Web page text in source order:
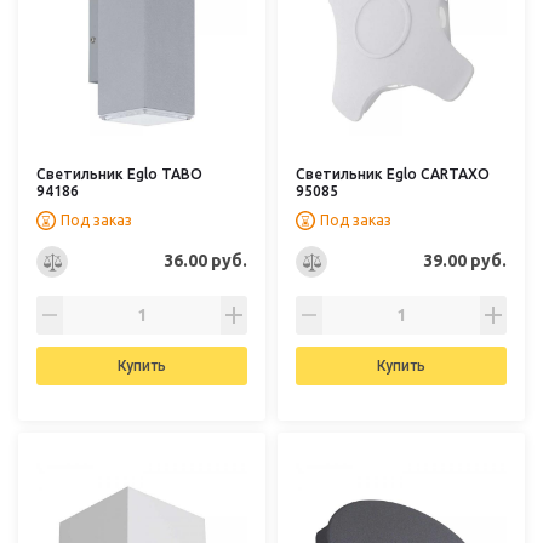
Светильник Eglo TABO
94186
Под заказ
36.00 руб.
Купить
Светильник Eglo CARTAXO
95085
Под заказ
39.00 руб.
Купить